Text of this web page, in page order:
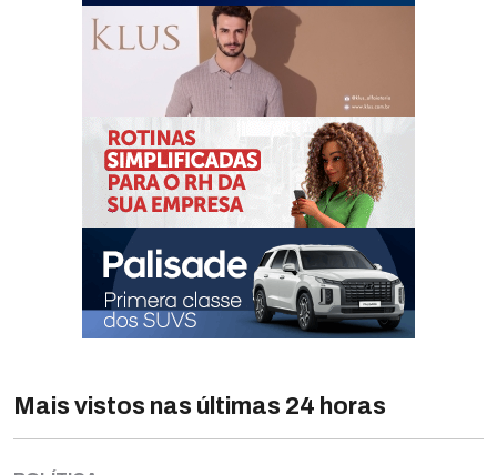
Mais vistos nas últimas 24 horas